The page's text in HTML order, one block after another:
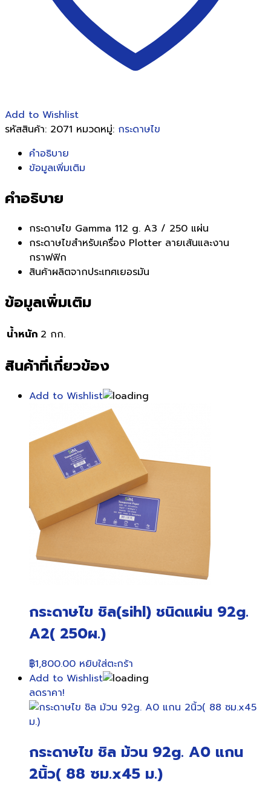
Add to Wishlist
รหัสสินค้า: 2071 หมวดหมู่: กระดาษไข
คำอธิบาย
ข้อมูลเพิ่มเติม
คำอธิบาย
กระดาษไข Gamma 112 g. A3 / 250 แผ่น
กระดาษไขสำหรับเครื่อง Plotter ลายเส้นและงาน
กราฟฟิก
สินค้าผลิตจากประเทศเยอรมัน
ข้อมูลเพิ่มเติม
น้ำหนัก 2 กก.
สินค้าที่เกี่ยวข้อง
Add to Wishlist
กระดาษไข ชิล(sihl) ชนิดแผ่น 92g.
A2( 250ผ.)
฿1,800.00 หยิบใส่ตะกร้า
Add to Wishlist
ลดราคา!
กระดาษไข ชิล ม้วน 92g. A0 แกน
2นิ้ว( 88 ซม.x45 ม.)